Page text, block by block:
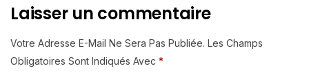
Laisser un commentaire
Votre Adresse E-Mail Ne Sera Pas Publiée. Les Champs
Obligatoires Sont Indiqués Avec *